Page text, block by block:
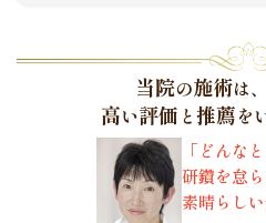
当院の施術は、
高い評価 と推薦を
「どんな
研鑽を怠
素晴らし